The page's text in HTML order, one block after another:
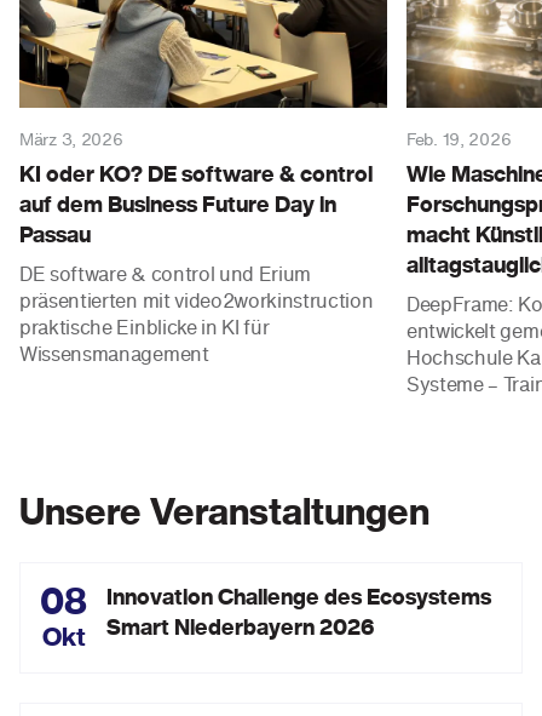
März 3, 2026
KI oder KO? DE software & control
auf dem Business Future Day in
Passau
DE software & control und Erium
präsentierten mit video2workinstruction
praktische Einblicke in KI für
Wissensmanagement
Feb. 19, 2026
Wie
macht
DeepFrame:
entwickelt
Hochschule
Systeme –
Unsere Veranstaltungen
08
Okt
Innovation Challenge des Ecosystems
Smart Niederbayern 2026